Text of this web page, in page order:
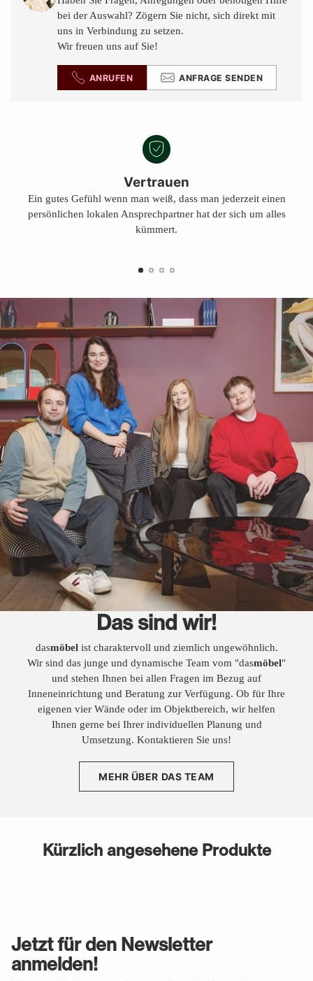
legen
bei der Auswahl? Zögern Sie nicht, sich direkt mit
uns in Verbindung zu setzen.
Wir freuen uns auf Sie!
ANRUFEN ANFRAGE SENDEN
Vertrauen
Ein gutes Gefühl wenn man weiß, dass man jederzeit einen
persönlichen lokalen Ansprechpartner hat der sich um alles
kümmert.
Das sind wir!
dasmöbelist charaktervoll und ziemlich ungewöhnlich.
Wir sind das junge und dynamische Team vom "dasmöbel"
und stehen Ihnen bei allen Fragen im Bezug auf
Inneneinrichtung und Beratung zur Verfügung. Ob für Ihre
eigenen vier Wände oder im Objektbereich, wir helfen
Ihnen gerne bei Ihrer individuellen Planung und
Umsetzung. Kontaktieren Sie uns!
MEHR ÜBER DAS TEAM
Kürzlich angesehene Produkte
Jetzt für den Newsletter
anmelden!